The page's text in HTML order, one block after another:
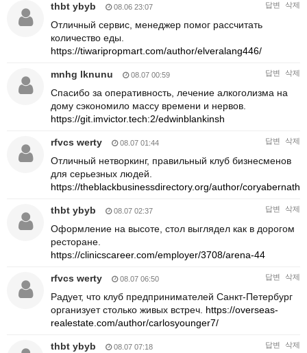
thbt ybyb 08.06 23:07 답변 삭제
Отличный сервис, менеджер помог рассчитать
количество еды.
https://tiwaripropmart.com/author/elveralang446/
mnhg lknunu 08.07 00:59 답변 삭제
Спасибо за оперативность, лечение алкоголизма на
дому сэкономило массу времени и нервов.
https://git.imvictor.tech:2/edwinblankinsh
rfvcs werty 08.07 01:44 답변 삭제
Отличный нетворкинг, правильный клуб бизнесменов
для серьезных людей.
https://theblackbusinessdirectory.org/author/coryabernathy/
thbt ybyb 08.07 02:37 답변 삭제
Оформление на высоте, стол выглядел как в дорогом
ресторане.
https://clinicscareer.com/employer/3708/arena-44
rfvcs werty 08.07 06:50 답변 삭제
Радует, что клуб предпринимателей Санкт-Петербург
организует столько живых встреч. https://overseas-
realestate.com/author/carlosyounger7/
thbt ybyb 08.07 07:18 답변 삭제